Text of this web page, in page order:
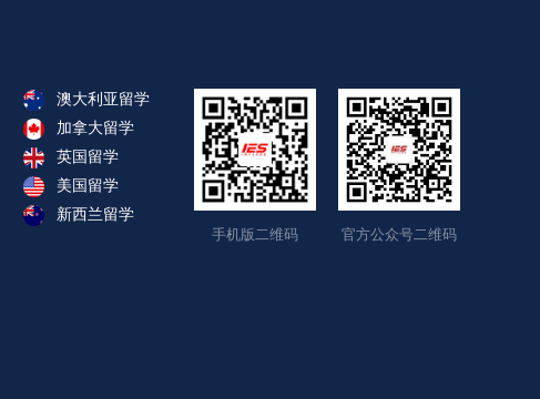
澳大利亚留学
加拿大留学
英国留学
美国留学
新西兰留学
手机版二维码
官方公众号二维码